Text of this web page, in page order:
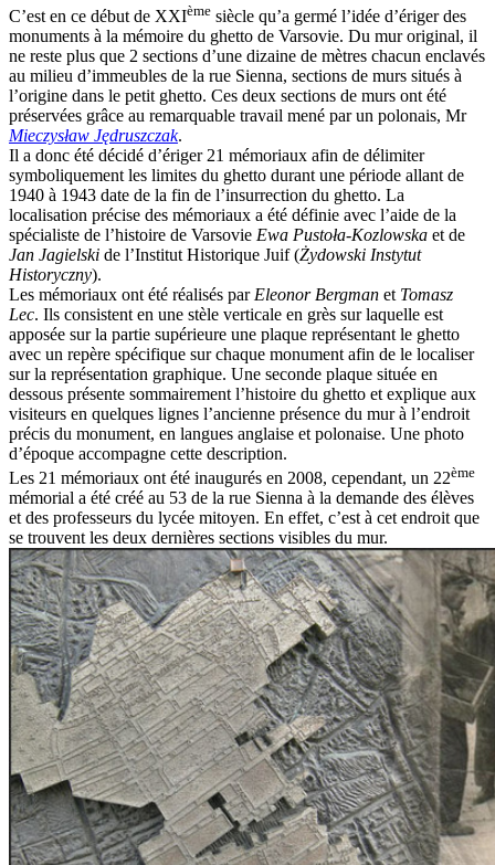
C’est en ce début de XXIème siècle qu’a germé l’idée d’ériger des
monuments à la mémoire du ghetto de Varsovie. Du mur original, il
ne reste plus que 2 sections d’une dizaine de mètres chacun enclavés
au milieu d’immeubles de la rue Sienna, sections de murs situés à
l’origine dans le petit ghetto. Ces deux sections de murs ont été
préservées grâce au remarquable travail mené par un polonais, Mr
Mieczysław Jędruszczak.
Il a donc été décidé d’ériger 21 mémoriaux afin de délimiter
symboliquement les limites du ghetto durant une période allant de
1940 à 1943 date de la fin de l’insurrection du ghetto. La
localisation précise des mémoriaux a été définie avec l’aide de la
spécialiste de l’histoire de Varsovie Ewa Pustoła-Kozlowska et de
Jan Jagielski de l’Institut Historique Juif (Żydowski Instytut
Historyczny).
Les mémoriaux ont été réalisés par Eleonor Bergman et Tomasz
Lec. Ils consistent en une stèle verticale en grès sur laquelle est
apposée sur la partie supérieure une plaque représentant le ghetto
avec un repère spécifique sur chaque monument afin de le localiser
sur la représentation graphique. Une seconde plaque située en
dessous présente sommairement l’histoire du ghetto et explique aux
visiteurs en quelques lignes l’ancienne présence du mur à l’endroit
précis du monument, en langues anglaise et polonaise. Une photo
d’époque accompagne cette description.
Les 21 mémoriaux ont été inaugurés en 2008, cependant, un 22ème
mémorial a été créé au 53 de la rue Sienna à la demande des élèves
et des professeurs du lycée mitoyen. En effet, c’est à cet endroit que
se trouvent les deux dernières sections visibles du mur.